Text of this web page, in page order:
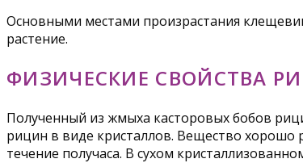
Основными местами произрастания
растение.
ФИЗИЧЕСКИЕ СВОЙСТВА
Полученный из жмыха касторовых бобов
рицин в виде кристаллов. Вещество хорошо
течение получаса. В сухом